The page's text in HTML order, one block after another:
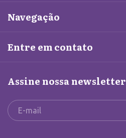
Navegação
Entre em contato
Assine nossa newsletter